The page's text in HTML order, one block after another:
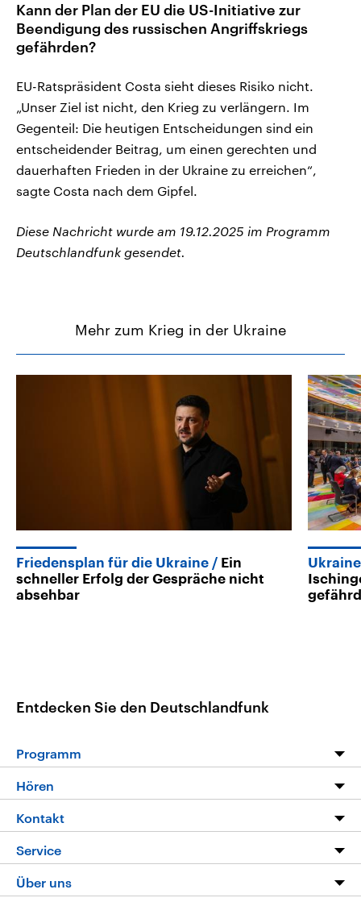
Kann der Plan der EU die US-Initiative zur
Beendigung des russischen Angriffskriegs
gefährden?
EU-Ratspräsident Costa sieht dieses Risiko nicht.
„Unser Ziel ist nicht, den Krieg zu verlängern. Im
Gegenteil: Die heutigen Entscheidungen sind ein
entscheidender Beitrag, um einen gerechten und
dauerhaften Frieden in der Ukraine zu erreichen“,
sagte Costa nach dem Gipfel.
Diese Nachricht wurde am 19.12.2025 im Programm
Deutschlandfunk gesendet.
Mehr zum Krieg in der Ukraine
Friedensplan für die Ukraine
Ein
schneller Erfolg der Gespräche nicht
absehbar
Entdecken Sie den Deutschlandfunk
Programm
Programm
Die Nachrichten
Nachrichtenleicht
Neue Beiträge auf dlf.de
Hören
Livestream
Podcasts
Deutschlandfunk App
Kontakt
Hörerservice
Service
FAQ
Über uns